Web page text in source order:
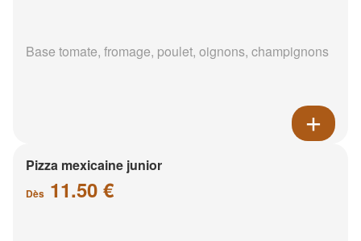
Base tomate, fromage, poulet, oignons, champignons
Pizza mexicaine junior
Dès 11.50 €